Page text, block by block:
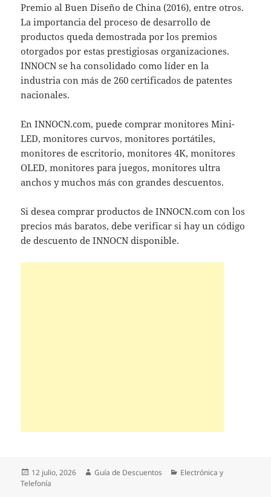
Premio al Buen Diseño de China (2016), entre otros.
La importancia del proceso de desarrollo de
productos queda demostrada por los premios
otorgados por estas prestigiosas organizaciones.
INNOCN se ha consolidado como líder en la
industria con más de 260 certificados de patentes
nacionales.
En INNOCN.com, puede comprar monitores Mini-
LED, monitores curvos, monitores portátiles,
monitores de escritorio, monitores 4K, monitores
OLED, monitores para juegos, monitores ultra
anchos y muchos más con grandes descuentos.
Si desea comprar productos de INNOCN.com con los
precios más baratos, debe verificar si hay un código
de descuento de INNOCN disponible.
Publicado
el
12 julio, 2026 Autor
Guía de Descuentos Categorías
Electrónica y
Telefonía